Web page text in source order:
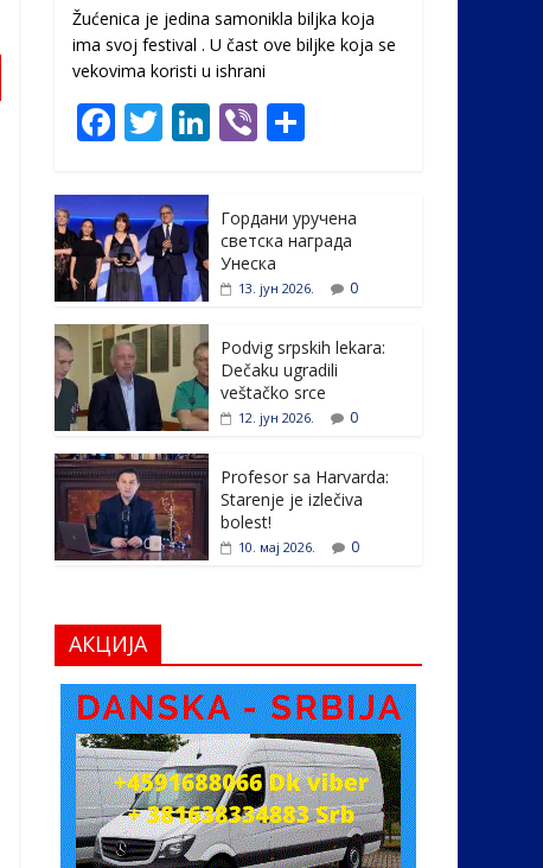
Žućenica je jedina samonikla biljka koja
ima svoj festival . U čast ovе biljke koja se
vekovima koristi u ishrani
F
e
b
o
o
k
T
itt
er
Li
e
dI
n
Vi
e
Гордани уручена
светска награда
Унеска
13. јун 2026. 0
Podvig srpskih lekara:
Dečaku ugradili
veštačko srce
12. јун 2026. 0
Profesor sa Harvarda:
Starenje je izlečiva
bolest!
10. мај 2026. 0
АКЦИЈА